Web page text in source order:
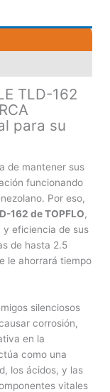
TLD-162
para su
de mantener sus
funcionando
Por eso,
162 de TOPFLO,
y eficiencia de sus
de hasta 2.5
le ahorrará tiempo
silenciosos
corrosión,
en la
como una
los ácidos, y las
vitales